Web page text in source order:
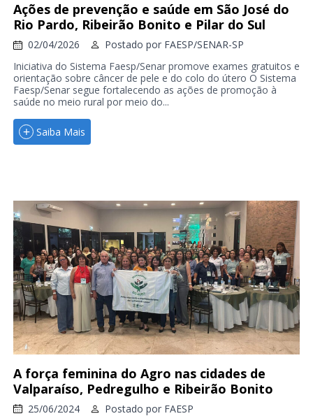
Ações de prevenção e saúde em São José do
Rio Pardo, Ribeirão Bonito e Pilar do Sul
02/04/2026 Postado por FAESP/SENAR-SP
Iniciativa do Sistema Faesp/Senar promove exames gratuitos e
orientação sobre câncer de pele e do colo do útero O Sistema
Faesp/Senar segue fortalecendo as ações de promoção à
saúde no meio rural por meio do...
Saiba Mais
A força feminina do Agro nas cidades de
Valparaíso, Pedregulho e Ribeirão Bonito
25/06/2024 Postado por FAESP